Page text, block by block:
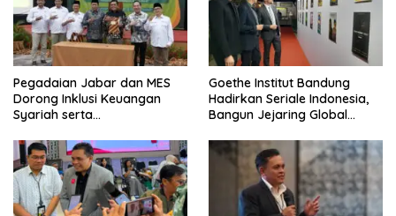
Pegadaian Jabar dan MES
Dorong Inklusi Keuangan
Syariah serta
Goethe Institut Bandung
Hadirkan Seriale Indonesia,
Bangun Jejaring Global